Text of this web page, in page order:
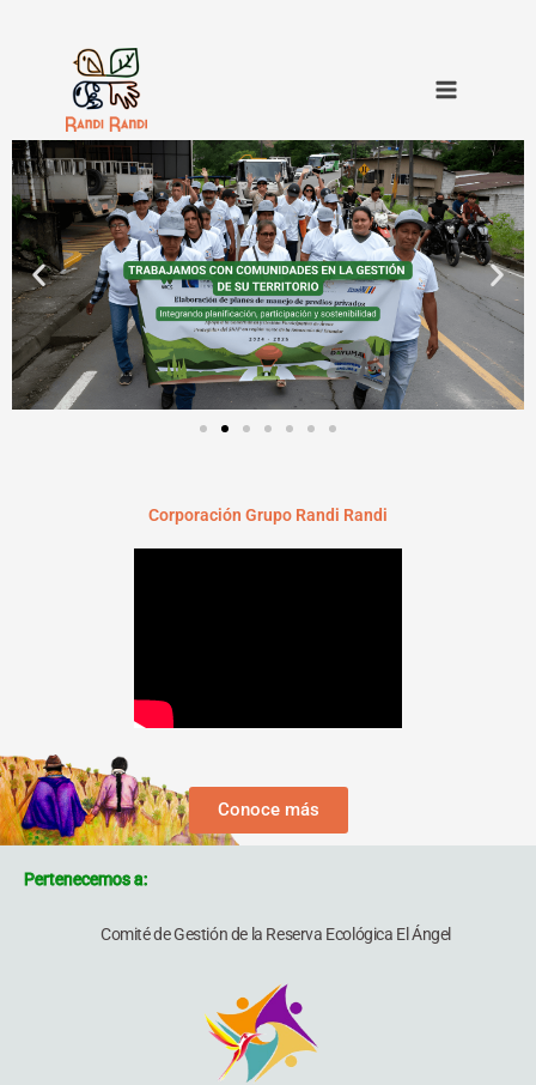
Corporación Grupo Randi Randi
Conoce más
Pertenecemos a:
Comité de Gestión de la Reserva Ecológica El Ángel